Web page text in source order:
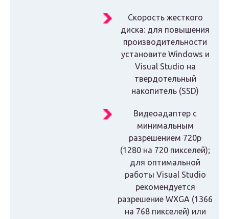
Скорость жесткого
диска: для повышения
производительности
установите Windows и
Visual Studio на
твердотельный
накопитель (SSD)
Видеоадаптер с
минимальным
разрешением 720p
(1280 на 720 пикселей);
для оптимальной
работы Visual Studio
рекомендуется
разрешение WXGA (1366
на 768 пикселей) или